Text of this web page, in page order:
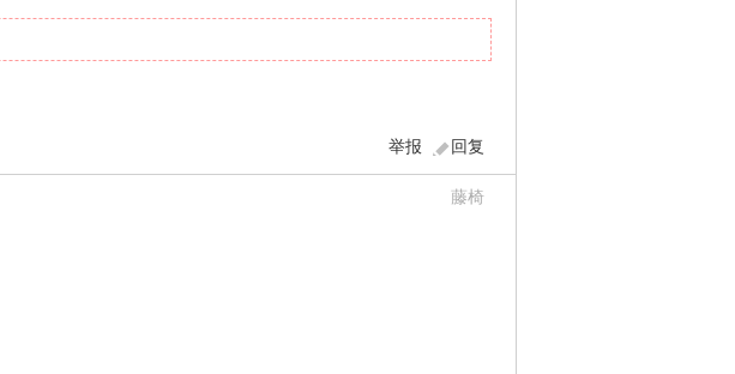
回复
举报
藤椅